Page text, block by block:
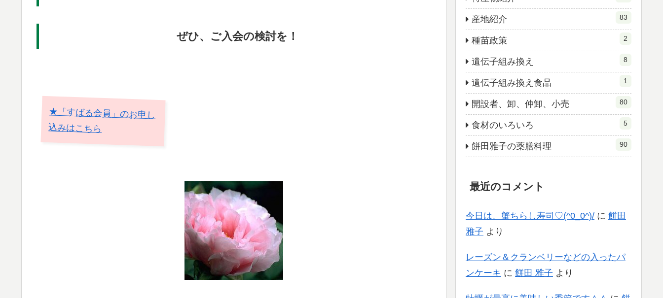
ぜひ、ご入会の検討を！
★「すばる会員」のお申し
込みはこちら
産地紹介 83
種苗政策 2
遺伝子組み換え 8
遺伝子組み換え食品 1
開設者、卸、仲卸、小売 80
食材のいろいろ 5
餅田雅子の薬膳料理 90
最近のコメント
今日は、蟹ちらし寿司♡(^0_0^)/ に 餅田
雅子 より
レーズン＆クランベリーなどの入ったパ
ンケーキ に 餅田 雅子 より